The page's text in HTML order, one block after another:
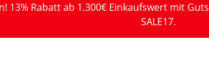
13% Rabatt ab 1.300€ Einkaufswert mit
SALE17.